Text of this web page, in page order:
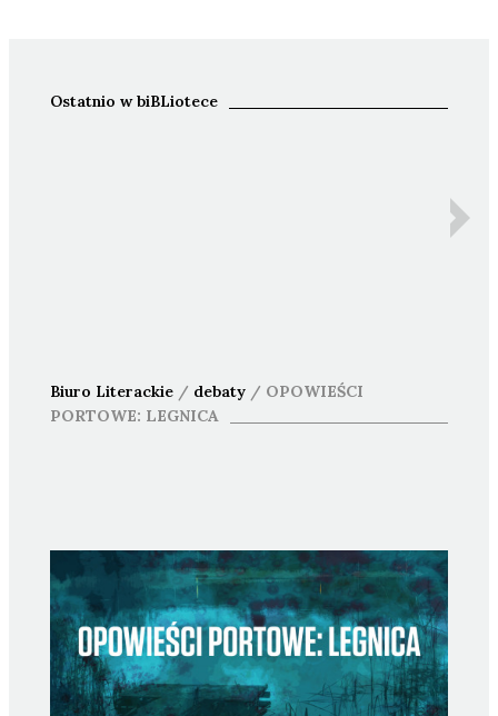
Ostatnio w biBLiotece
Biuro Literackie/ debaty/ OPOWIEŚCI
PORTOWE: LEGNICA